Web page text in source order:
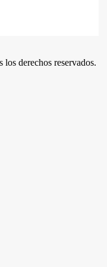
derechos reservados.